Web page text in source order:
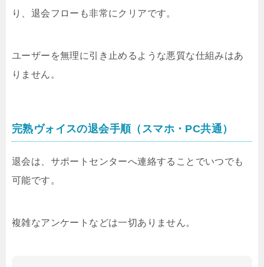
り、退会フローも非常にクリアです。
ユーザーを無理に引き止めるような悪質な仕組みはあ
りません。
完熟ヴォイスの退会手順（スマホ・PC共通）
退会は、サポートセンターへ連絡することでいつでも
可能です。
複雑なアンケートなどは一切ありません。